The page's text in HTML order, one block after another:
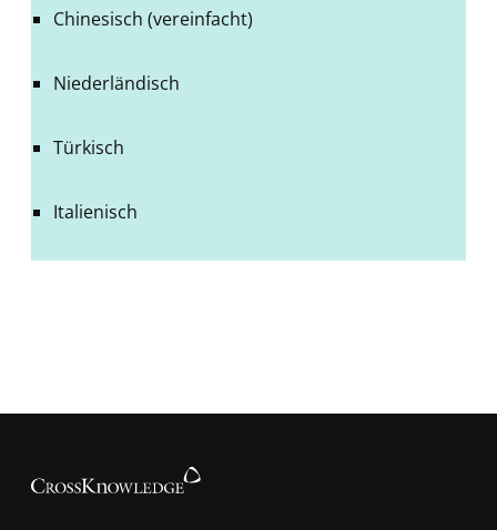
Chinesisch (vereinfacht)
Niederländisch
Türkisch
Italienisch